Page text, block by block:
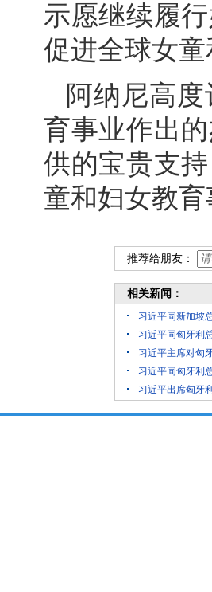
示愿继续履
促进全球女
阿纳尼高
育事业作出
供的宝贵支
童和妇女教
推荐给朋友：
相关新闻：
习近平同新加坡
习近平同匈牙利
习近平主席对匈
习近平同匈牙利
习近平出席匈牙